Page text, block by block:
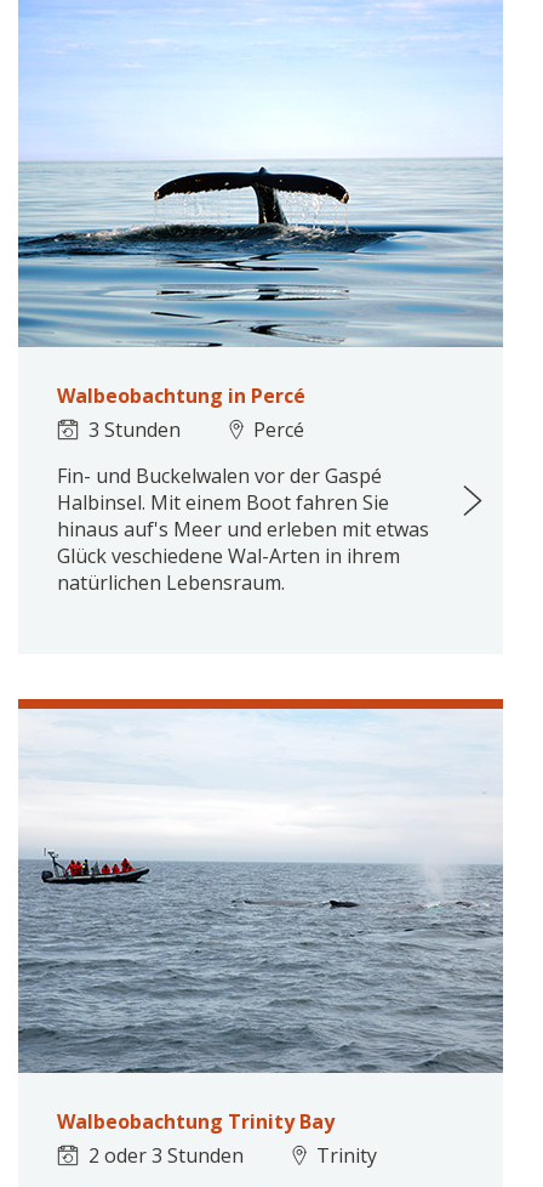
Walbeobachtung in Percé
3 Stunden
Percé
Fin- und Buckelwalen vor der Gaspé
Halbinsel. Mit einem Boot fahren Sie
hinaus auf's Meer und erleben mit etwas
Glück veschiedene Wal-Arten in ihrem
natürlichen Lebensraum.
Walbeobachtung Trinity Bay
2 oder 3 Stunden
Trinity